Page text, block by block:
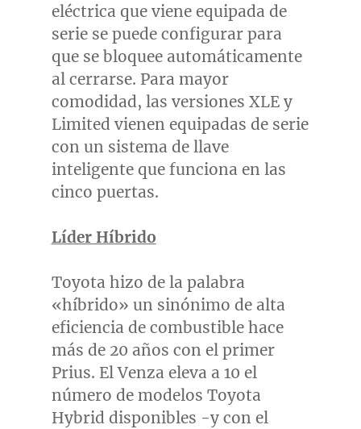
eléctrica que viene equipada de
serie se puede configurar para
que se bloquee automáticamente
al cerrarse. Para mayor
comodidad, las versiones XLE y
Limited vienen equipadas de serie
con un sistema de llave
inteligente que funciona en las
cinco puertas.
Líder Híbrido
Toyota hizo de la palabra
«híbrido» un sinónimo de alta
eficiencia de combustible hace
más de 20 años con el primer
Prius. El Venza eleva a 10 el
número de modelos Toyota
Hybrid disponibles -y con el